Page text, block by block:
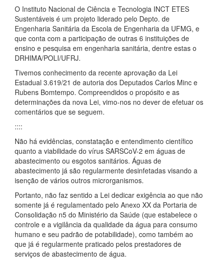
O Instituto Nacional de Ciência e Tecnologia INCT ETES
Sustentáveis é um projeto liderado pelo Depto. de
Engenharia Sanitária da Escola de Engenharia da UFMG, e
que conta com a participação de outras 6 instituições de
ensino e pesquisa em engenharia sanitária, dentre estas o
DRHIMA/POLI/UFRJ.
Tivemos conhecimento da recente aprovação da Lei
Estadual 3.619/21 de autoria dos Deputados Carlos Minc e
Rubens Bomtempo. Compreendidos o propósito e as
determinações da nova Lei, vimo-nos no dever de efetuar os
comentários que se seguem.
::::
Não há evidências, constatação e entendimento científico
quanto a viabilidade do vírus SARSCoV-2 em águas de
abastecimento ou esgotos sanitários. Águas de
abastecimento já são regularmente desinfetadas visando a
isenção de vários outros microrganismos.
Portanto, não faz sentido a Lei dedicar exigência ao que não
somente já é regulamentado pelo Anexo XX da Portaria de
Consolidação n5 do Ministério da Saúde (que estabelece o
controle e a vigilância da qualidade da água para consumo
humano e seu padrão de potabilidade), como também ao
que já é regularmente praticado pelos prestadores de
serviços de abastecimento de água.